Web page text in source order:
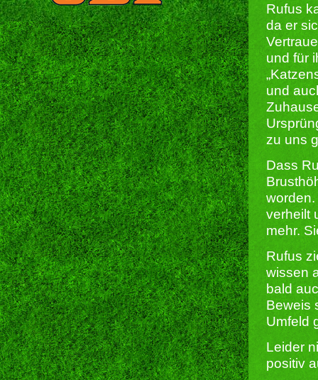
Rufus
da er
und für
und
zu uns
Dass
verheilt
mehr.
Rufus
wissen
bald
Beweis
Umfeld
Leider
positiv